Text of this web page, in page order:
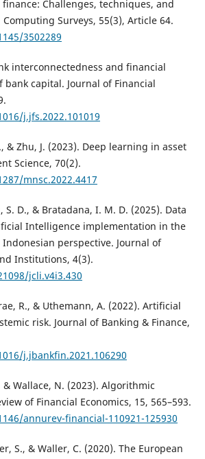
finance: Challenges, techniques, and
Surveys, 55(3), Article 64.
3502289
interconnectedness and financial
capital. Journal of Financial
j.jfs.2022.101019
& Zhu, J. (2023). Deep learning in asset
Science, 70(2).
mnsc.2022.4417
S. D., & Bratadana, I. M. D. (2025). Data
Intelligence implementation in the
perspective. Journal of
Institutions, 4(3).
jcli.v4i3.430
R., & Uthemann, A. (2022). Artificial
risk. Journal of Banking & Finance,
j.jbankfin.2021.106290
& Wallace, N. (2023). Algorithmic
of Financial Economics, 15, 565–593.
annurev-financial-110921-125930
S., & Waller, C. (2020). The European